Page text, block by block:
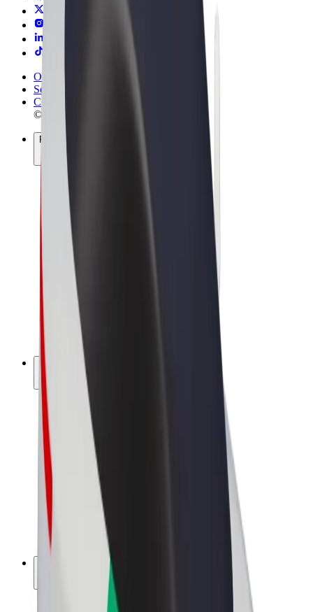
Obchodní podmínky
Soukromí
Cookies
© 2026 Bolt Technology OÜ
Produkty
Jízdy
Koloběžky
Bolt Market
Bolt Food
Bolt Drive
Bolt for Business
E-kola
Bolt Plus
Vydělávejte s Boltem
Výdělky řidiče
Výdělky kurýra
Partneři Bolt Food